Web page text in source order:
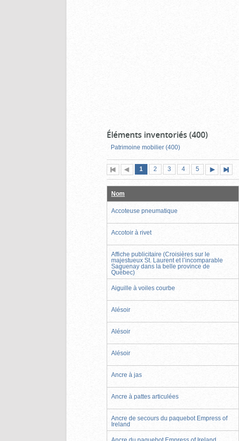
Éléments inventoriés (400)
Patrimoine mobilier (400)
Première
page
Page
précédente
Page
1 (page
actuelle)
Page
2 Page
3 Page
4 Page
5
suivante
page
Nom
Accoteuse pneumatique
Accotoir à rivet
Affiche publicitaire (Croisières sur le
majestueux St. Laurent et l’incomparable
Saguenay dans la belle province de
Québec)
Aiguille à voiles courbe
Alésoir
Alésoir
Alésoir
Ancre à jas
Ancre à pattes articulées
Ancre de secours du paquebot Empress of
Ireland